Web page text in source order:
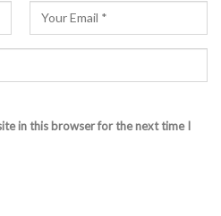
in this browser for the next time I